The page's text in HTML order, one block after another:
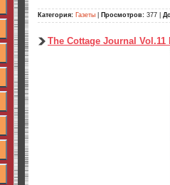
Категория: Газеты Просмотров: 377 |
The Cottage Journal